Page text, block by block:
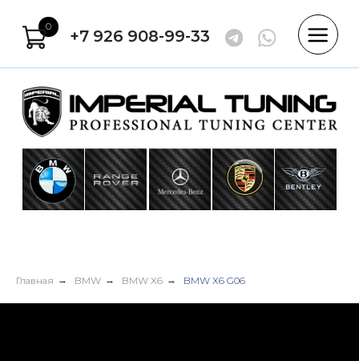
+7 926 908-99-33
Главная → BMW → BMW X6 → BMW X6 G06